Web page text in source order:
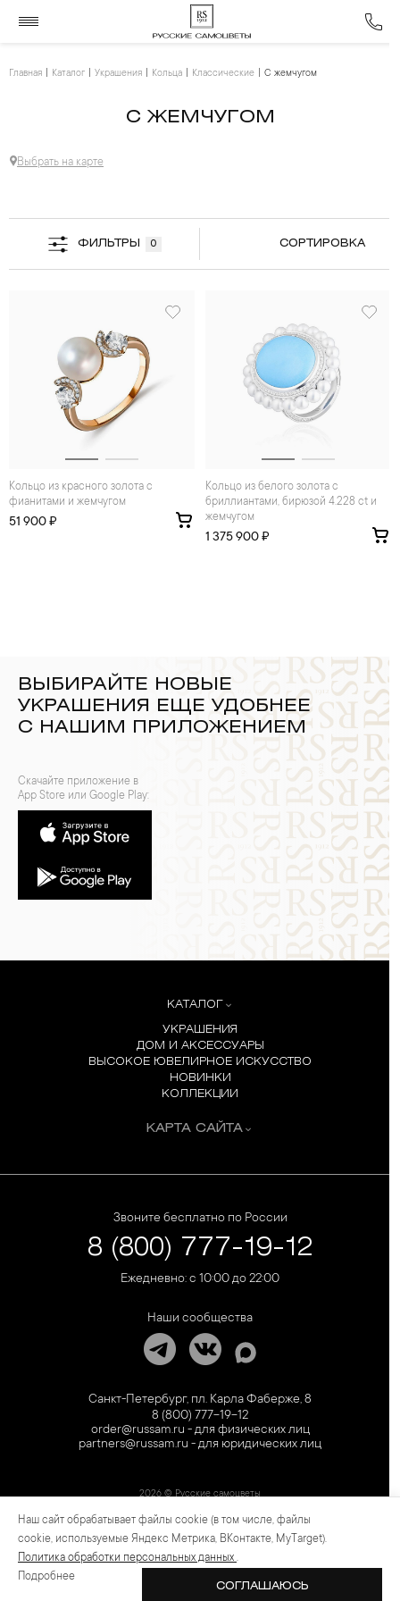
Главная Каталог Украшения Кольца Классические С жемчугом
С ЖЕМЧУГОМ
Выбрать на карте
ФИЛЬТРЫ 0 СОРТИРОВКА
Кольцо из красного золота с
фианитами и жемчугом
51 900 ₽
Кольцо из белого золота с
бриллиантами, бирюзой 4.228 ct и
жемчугом
1 375 900 ₽
ВЫБИРАЙТЕ НОВЫЕ
УКРАШЕНИЯ ЕЩЕ УДОБНЕЕ
С НАШИМ ПРИЛОЖЕНИЕМ
Скачайте приложение в
App Store или Google Play:
КАТАЛОГ
УКРАШЕНИЯ
ДОМ И АКСЕССУАРЫ
ВЫСОКОЕ ЮВЕЛИРНОЕ ИСКУССТВО
НОВИНКИ
КОЛЛЕКЦИИ
КАРТА САЙТА
Звоните бесплатно по России
8 (800) 777-19-12
Ежедневно: с 10:00 до 22:00
Наши сообщества
Санкт-Петербург, пл. Карла Фаберже, 8
8 (800) 777-19-12
order@russam.ru - для физических лиц
partners@russam.ru - для юридических лиц
2026 © Русские самоцветы
Предложение не является публичной офертой. Цены на сайте и в розничной сети
могут отличаться. Информация на сайте о товаре носит рекламный характер и
расценивается как приглашение делать оферты на основании п.1 ст. 437
Гражданского кодекса РФ.
Наш сайт обрабатывает файлы cookie (в том числе, файлы
cookie, используемые Яндекс Метрика, ВКонтакте, MyTarget).
Политика обработки персональных данных .
Подробнее
СОГЛАШАЮСЬ